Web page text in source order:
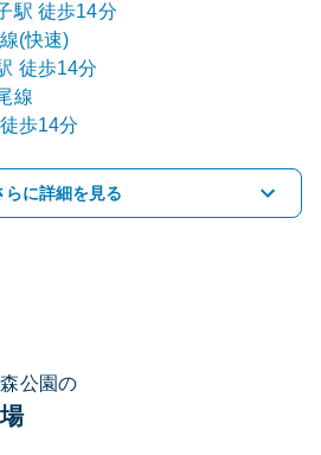
駅 徒歩14分
(快速)
徒歩14分
線
徒歩14分
らに詳細を見る
公園の